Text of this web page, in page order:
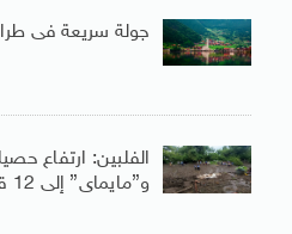
جولة سريعة فى
الفلبين: ارتفاع
و”مايماى” إلى 12 قتيلا